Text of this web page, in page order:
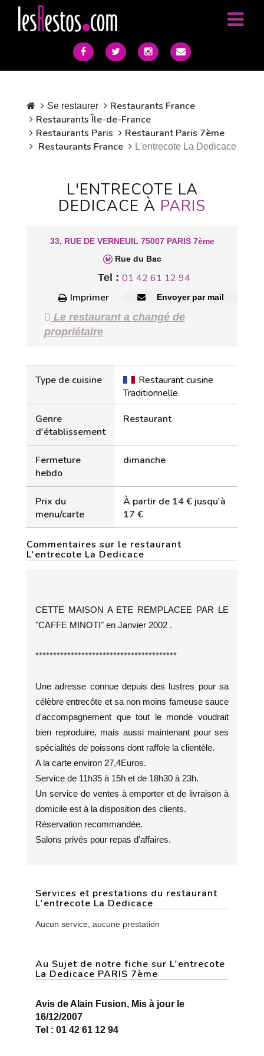
Se restaurer
Restaurants France
Restaurants Île-de-France
Restaurants Paris
Restaurant Paris 7ème
Restaurants France
L'entrecote La Dedicace
L'ENTRECOTE LA
DEDICACE À PARIS
33, RUE DE VERNEUIL 75007 PARIS 7ème
Rue du Bac
Tel : 01 42 61 12 94
Imprimer
Envoyer par mail
Le restaurant a changé de
propriétaire
Type de cuisine
Restaurant cuisine
Traditionnelle
Genre
d'établissement
Restaurant
Fermeture
hebdo
dimanche
Prix du
menu/carte
À partir de 14 € jusqu'à
17 €
Commentaires sur le restaurant
L'entrecote La Dedicace
CETTE MAISON A ETE REMPLACEE PAR LE
"CAFFE MINOTI" en Janvier 2002 .
****************************************
Une adresse connue depuis des lustres pour sa
célèbre entrecôte et sa non moins fameuse sauce
d'accompagnement que tout le monde voudrait
bien reproduire, mais aussi maintenant pour ses
spécialités de poissons dont raffole la clientèle.
A la carte environ 27,4Euros.
Service de 11h35 à 15h et de 18h30 à 23h.
Un service de ventes à emporter et de livraison à
domicile est à la disposition des clients.
Réservation recommandée.
Salons privés pour repas d'affaires.
Services et prestations du restaurant
L'entrecote La Dedicace
Aucun service, aucune prestation
Au Sujet de notre fiche sur L'entrecote
La Dedicace PARIS 7ème
Avis de Alain Fusion, Mis à jour le
16/12/2007
Tel : 01 42 61 12 94